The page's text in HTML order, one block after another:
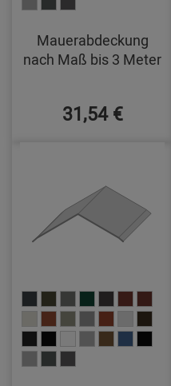
Mauerabdeckung
nach Maß bis 3 Meter
31,54 €